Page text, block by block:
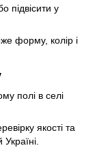
підвісити у
форму, колір і
полі в селі
якості та